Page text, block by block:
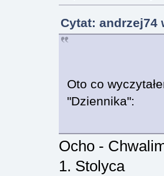
Cytat: andrzej74
Oto co
"Dziennika":
Ocho -
1. Stolyca